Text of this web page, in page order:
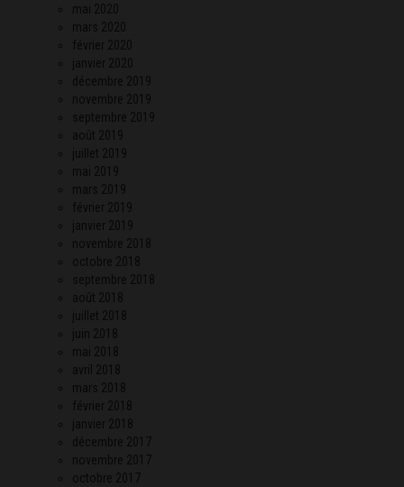
mai 2020
mars 2020
février 2020
janvier 2020
décembre 2019
novembre 2019
septembre 2019
août 2019
juillet 2019
mai 2019
mars 2019
février 2019
janvier 2019
novembre 2018
octobre 2018
septembre 2018
août 2018
juillet 2018
juin 2018
mai 2018
avril 2018
mars 2018
février 2018
janvier 2018
décembre 2017
novembre 2017
octobre 2017